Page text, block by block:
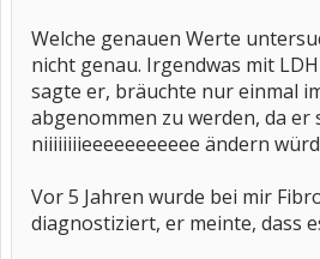
Welche genauen Werte
nicht genau. Irgendwas mit
sagte er, bräuchte nur einmal
abgenommen zu werden, da er
niiiiiiiieeeeeeeeeee ändern
Vor 5 Jahren wurde bei mir
diagnostiziert, er meinte, dass